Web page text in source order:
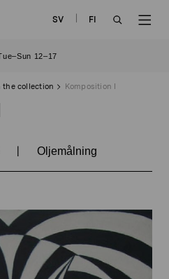
SV
FI
12–17
the collection Komposition I
| Oljemålning